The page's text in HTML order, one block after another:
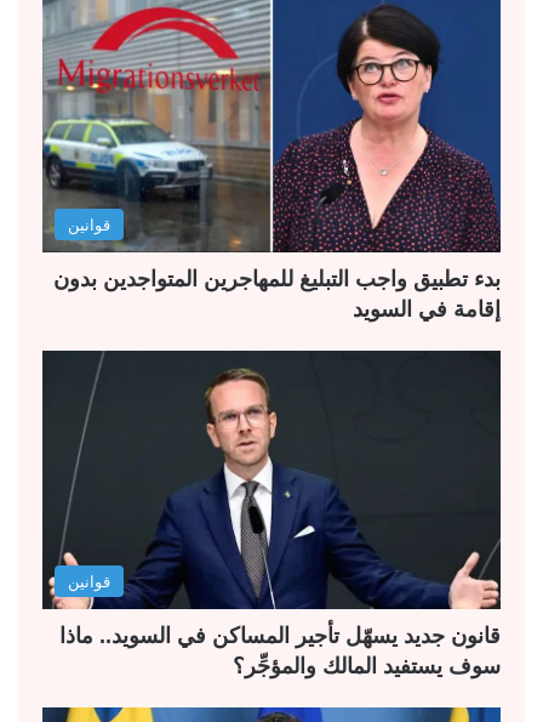
قوانين
بدء تطبيق واجب التبليغ للمهاجرين المتواجدين بدون
إقامة في السويد
قوانين
قانون جديد يسهّل تأجير المساكن في السويد.. ماذا
سوف يستفيد المالك والمؤجِّر؟